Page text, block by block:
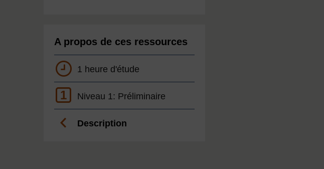
A propos de ces ressources
1 heure d'étude
1 Niveau 1: Préliminaire
Description